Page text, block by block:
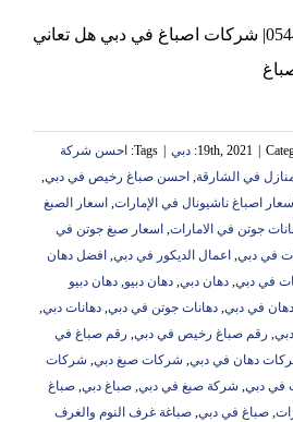
صباغ في دبي |0544026642| شركات اصباغ في دبي هل تعاني
دبي Tags:
احسن شركة
في الشارقة, احسن صباغ رخيص في دبي,
اسعار اصباغ ناشيونال في الإمارات, اسعار الصبغ
جوتن في الامارات, اسعار صبغ جوتن في
في دبي, اعمال الديكور في دبي, افضل دهان
في دبي, دهان دبي, دهان دبيو, دهان دبيو
دهان في دبي, دهانات جوتن في دبي, دهانات دبي,
, رقم صباغ رخيص في دبي, رقم صباغ في
دهان في دبي, شركات صبغ دبي, شركات
في دبي, شركة صبغ في دبي, صباغ دبي, صباغ
, صباغ في دبي, صباغة غرف النوم والغرف